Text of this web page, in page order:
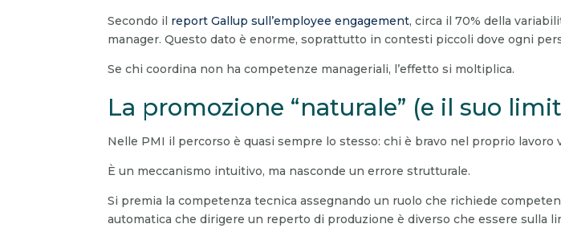
Secondo il report Gallup sull’employee engagement, circa il 70% della
manager. Questo dato è enorme, soprattutto in contesti piccoli dove ogni
Se chi coordina non ha competenze manageriali, l’effetto si moltiplica.
La promozione “naturale” (e il suo
Nelle PMI il percorso è quasi sempre lo stesso: chi è bravo nel proprio
È un meccanismo intuitivo, ma nasconde un errore strutturale.
Si premia la competenza tecnica assegnando un ruolo che richiede
automatica che dirigere un reperto di produzione è diverso che essere